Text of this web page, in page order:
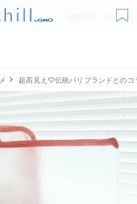
無料ダウンロード
超高見え♡伝統パリブランドとの